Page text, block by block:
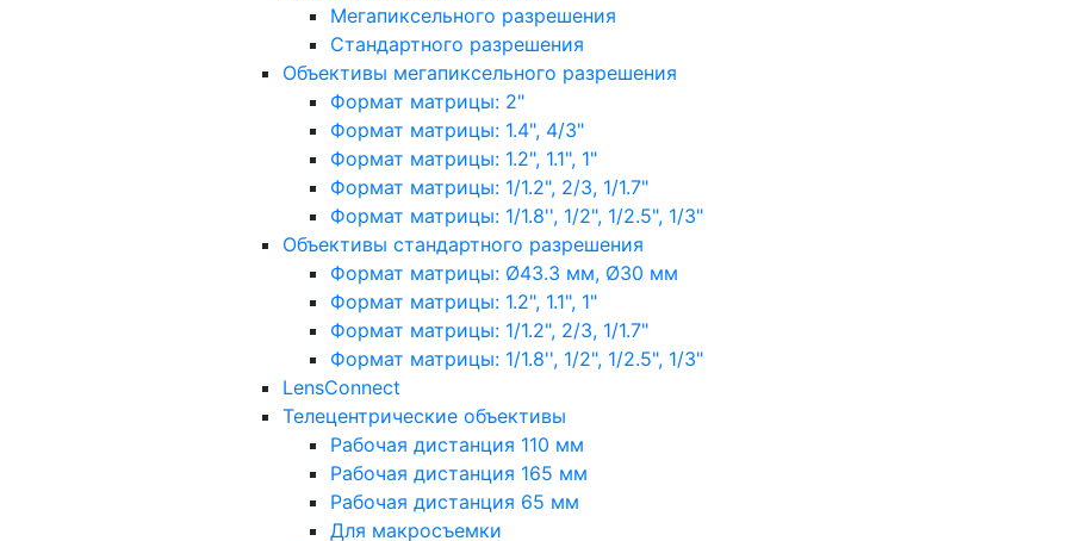
Мегапиксельного разрешения
Стандартного разрешения
Объективы мегапиксельного разрешения
Формат матрицы: 2"
Формат матрицы: 1.4", 4/3"
Формат матрицы: 1.2", 1.1", 1"
Формат матрицы: 1/1.2", 2/3, 1/1.7"
Формат матрицы: 1/1.8'', 1/2", 1/2.5", 1/3"
Объективы стандартного разрешения
Формат матрицы: Ø43.3 мм, Ø30 мм
Формат матрицы: 1.2", 1.1", 1"
Формат матрицы: 1/1.2", 2/3, 1/1.7"
Формат матрицы: 1/1.8'', 1/2", 1/2.5", 1/3"
LensConnect
Телецентрические объективы
Рабочая дистанция 110 мм
Рабочая дистанция 165 мм
Рабочая дистанция 65 мм
Для макросъемки